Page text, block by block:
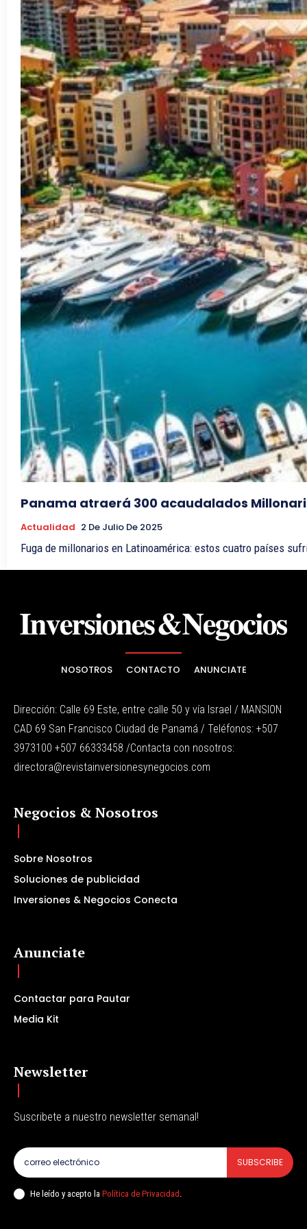
Panama atraerá 300 acaudalados
Actualidad 2 De Julio De 2025
Fuga de millonarios en Latinoamérica: estos cuatro países
NOSOTROS CONTACTO ANUNCIATE
Dirección: Calle 69 Este, entre calle 50 y vía Israel / MANSION
CAD 69 San Francisco Ciudad de Panamá / Teléfonos: +507
3973100 +507 66333458 /Contacta con nosotros:
directora@revistainversionesynegocios.com
Negocios & Nosotros
Sobre Nosotros
Soluciones de publicidad
Inversiones & Negocios Conecta
Anunciate
Contactar para Pautar
Media Kit
Newsletter
Suscribete a nuestro newsletter semanal!
SUBSCRIBE
He leído y acepto la Política de Privacidad